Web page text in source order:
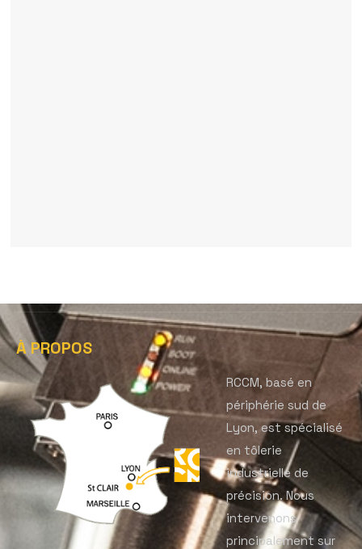
À PROPOS
RCCM, basé en
périphérie sud de
Lyon, est spécialisé
en tôlerie
industrielle de
précision. Nous
intervenons
principalement sur